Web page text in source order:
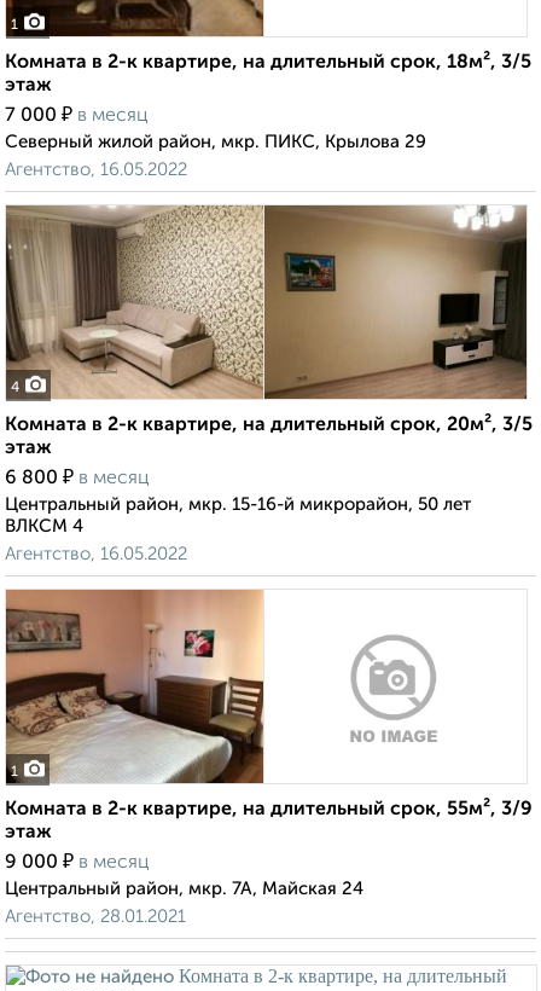
1
Комната в 2-к квартире, на длительный срок, 18м², 3/5
этаж
7 000 ₽ в месяц
Северный жилой район, мкр. ПИКС, Крылова 29
Агентство, 16.05.2022
4
Комната в 2-к квартире, на длительный срок, 20м², 3/5
этаж
6 800 ₽ в месяц
Центральный район, мкр. 15-16-й микрорайон, 50 лет
ВЛКСМ 4
Агентство, 16.05.2022
1
Комната в 2-к квартире, на длительный срок, 55м², 3/9
этаж
9 000 ₽ в месяц
Центральный район, мкр. 7А, Майская 24
Агентство, 28.01.2021